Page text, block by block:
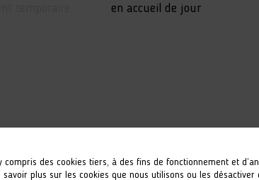
en accueil de jour
compris des cookies tiers, à des fins de fonctionnement et
savoir plus sur les cookies que nous utilisons ou les désactiver